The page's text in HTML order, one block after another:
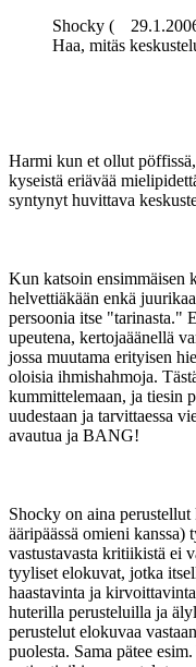
Shocky (
Haa, mitäs
Harmi kun et ollut
kyseistä eriävää
syntynyt huvittava
Kun katsoin
helvettiäkään enkä
persoonia itse "tarinasta."
upeutena, kertojaäänellä
jossa muutama erityisen
oloisia ihmishahmoja.
kummittelemaan, ja tiesin
uudestaan ja tarvittaessa
avautua ja BANG!
Shocky on aina perustellut
ääripäässä omieni
vastustavasta kritiikistä ei
tyyliset elokuvat, jotka
haastavinta ja
huterilla perusteluilla ja
perustelut elokuvaa
puolesta. Sama pätee